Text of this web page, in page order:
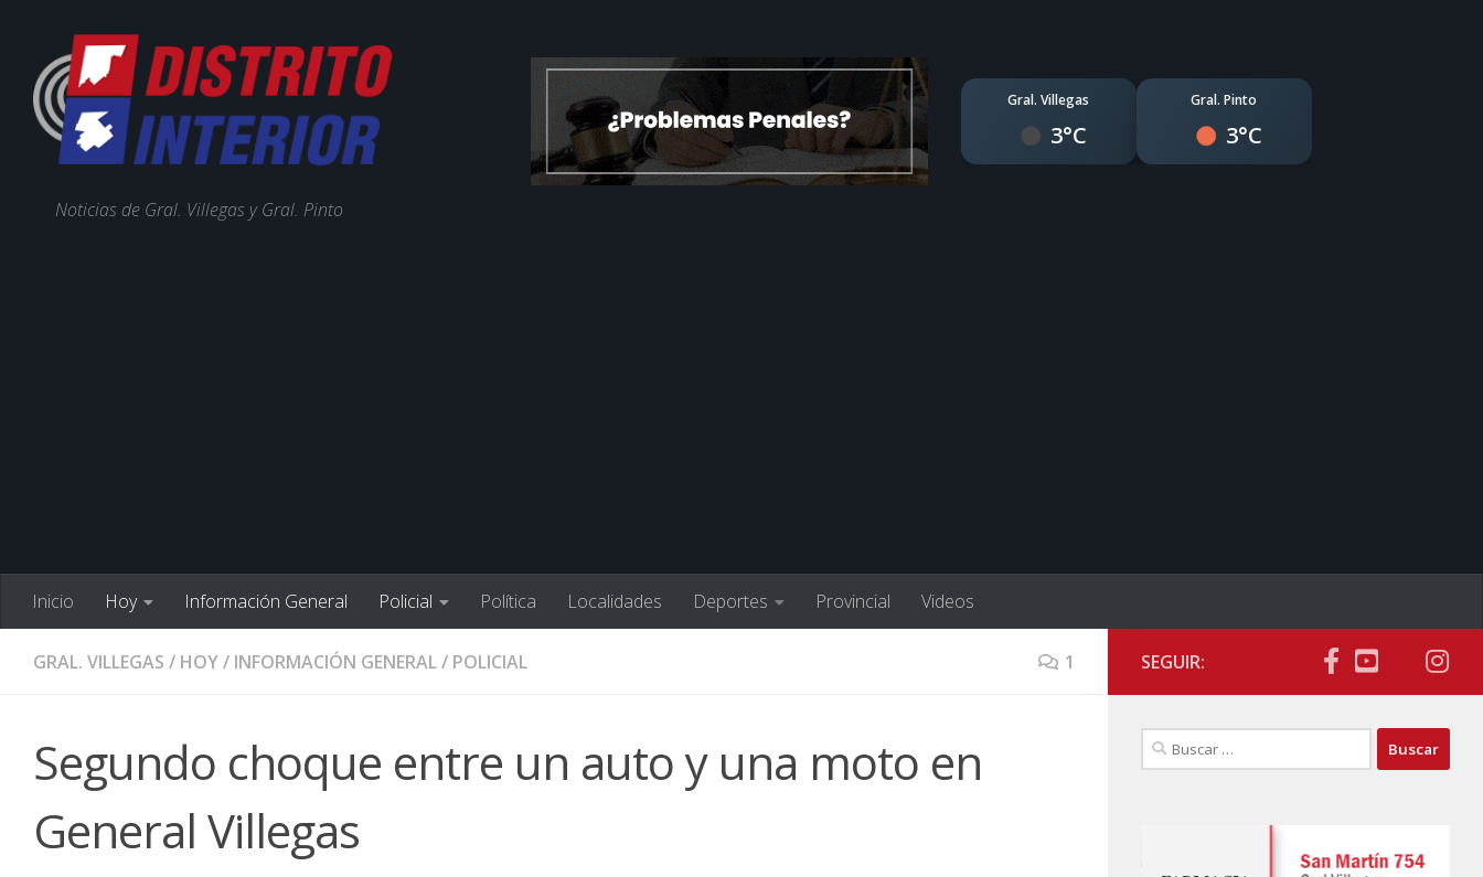
Noticias de Gral. Villegas y Gral. Pinto
Gral. Villegas
3°C
Gral. Pinto
3°C
Inicio Hoy Información General Policial Política Localidades Deportes Provincial Videos
GRAL. VILLEGAS / HOY/ INFORMACIÓN GENERAL/ POLICIAL 1
Segundo choque entre un auto y una moto en
General Villegas
SEGUIR:
Buscar: